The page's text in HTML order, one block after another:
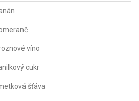
víno
cukr
šťáva